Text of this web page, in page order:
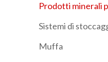
Prodotti minerali
Sistemi di
Muffa